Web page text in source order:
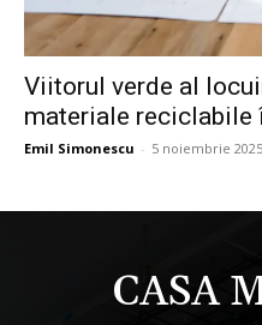
Viitorul verde al
materiale
Emil Simonescu - 5 noiembrie 2025
CASA